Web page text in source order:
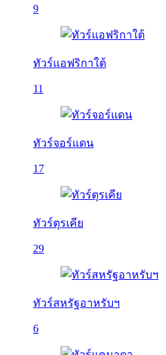
9
ทัวร์แอฟริกาใต้
11
ทัวร์จอร์แดน
17
ทัวร์ตุรเคีย
29
ทัวร์สหรัฐอาหรับฯ
6